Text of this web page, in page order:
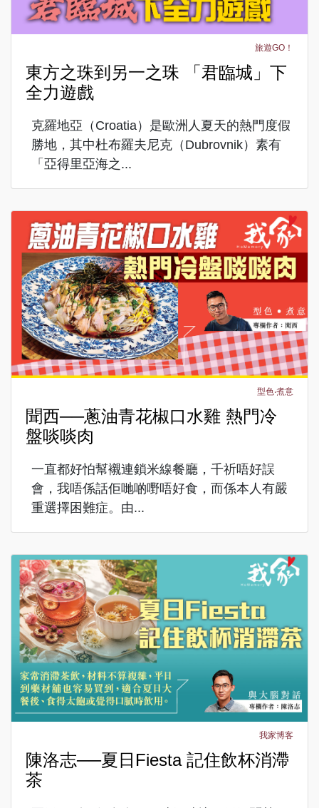
旅遊GO！
東方之珠到另一之珠 「君臨城」下
全力遊戲
克羅地亞（Croatia）是歐洲人夏天的熱門度假
勝地，其中杜布羅夫尼克（Dubrovnik）素有
「亞得里亞海之...
型色‧煮意
聞西──蔥油青花椒口水雞 熱門冷
盤啖啖肉
一直都好怕幫襯連鎖米線餐廳，千祈唔好誤
會，我唔係話佢哋啲嘢唔好食，而係本人有嚴
重選擇困難症。由...
我家博客
陳洛志──夏日Fiesta 記住飲杯消滯
茶